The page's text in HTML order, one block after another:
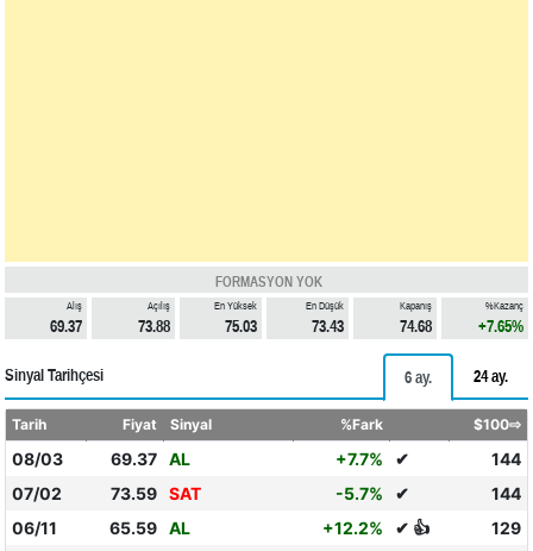
FORMASYON YOK
Alış
69.37
Açılış
73.88
En Yüksek
75.03
En Düşük
73.43
Kapanış
74.68
%Kazanç
+7.65%
Sinyal Tarihçesi 6 ay. 24 ay.
Tarih Fiyat Sinyal %Fark $100⇨
08/03 69.37 AL +7.7% ✔
144
07/02
73.59 SAT -5.7% ✔
144
06/11
65.59 AL +12.2% ✔ 👍
129